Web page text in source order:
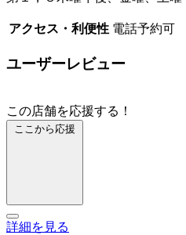
アクセス・利便性 電話予約可
ユーザーレビュー
この店舗を応援する！
ここから応援
詳細を見る